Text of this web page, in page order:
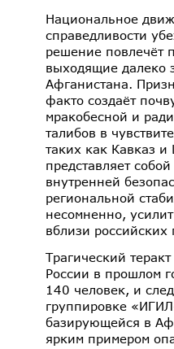
Национальное
справедливости
решение повлечёт
выходящие далеко
Афганистана.
факто создаёт
мракобесной и
талибов в
таких как Кавказ и
представляет
внутренней
региональной
несомненно,
вблизи российских
Трагический
России в прошлом
140 человек, и
группировке
базирующейся в
ярким примером